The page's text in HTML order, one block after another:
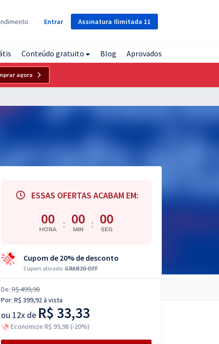
Assinatura Ilimitada 11
Entrar
Conteúdo gratuito Blog Aprovados
agora
ESSAS OFERTAS ACABAM EM:
00
HORA : 00
MIN : 00
SEG
Cupom de 20% de desconto
Cupom ativado: GRAN20-OFF
De: R$ 499,90
Por: R$ 399,92à vista
ou 12x de R$ 33,33
Economize R$ 99,98 (-20%)